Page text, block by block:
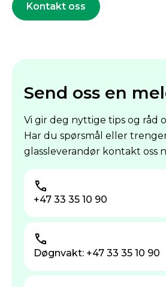
Kontakt oss
Send oss en
Vi gir deg nyttige tips og råd
Har du spørsmål eller
glassleverandør kontakt oss
+47 33 35 10 90
Døgnvakt: +47 33 35 10 90